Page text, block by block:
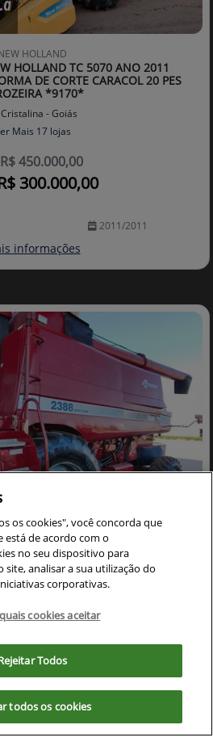
HOLLAND
HOLLAND TC 5070 ANO 2011
DE CORTE CARACOL 20 PES
*9170*
Cristalina - Goiás
Mais 17 lojas
450.000,00
300.000,00
2011/2011
informações
CASE
2388 ANO 2005 ACOMPANHA
CORTE 30 PES CARACOL
Cristalina - Goiás
Mais 17 lojas
390.000,00
2005/2005
informações
Ao seguir com a navegação e visita você
os cookies", você concorda que
está de acordo com o
no seu dispositivo para
site, analisar a sua utilização do
corporativas.
cookies aceitar
Todos
todos os cookies